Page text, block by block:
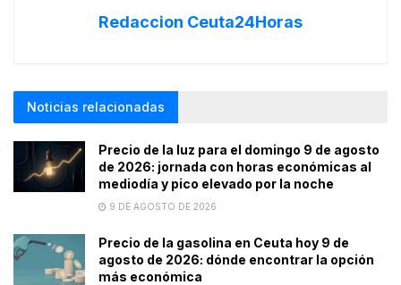
Redaccion Ceuta24Horas
Noticias relacionadas
Precio de la luz para el domingo 9 de agosto
de 2026: jornada con horas económicas al
mediodía y pico elevado por la noche
9 DE AGOSTO DE 2026
Precio de la gasolina en Ceuta hoy 9 de
agosto de 2026: dónde encontrar la opción
más económica